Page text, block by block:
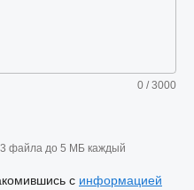
0 / 3000
файла до 5 МБ каждый
с информацией